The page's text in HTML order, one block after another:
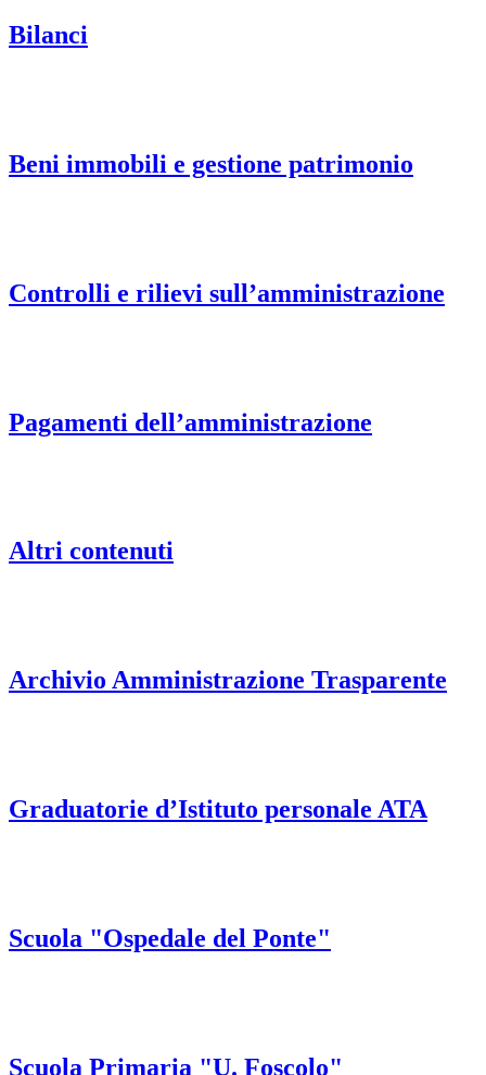
Bilanci
Beni immobili e gestione patrimonio
Controlli e rilievi sull’amministrazione
Pagamenti dell’amministrazione
Altri contenuti
Archivio Amministrazione Trasparente
Graduatorie d’Istituto personale ATA
Scuola "Ospedale del Ponte"
Scuola Primaria "U. Foscolo"